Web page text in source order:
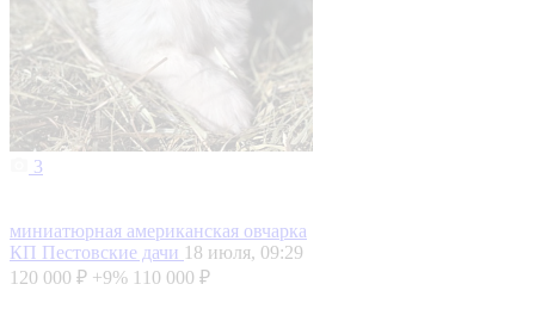
3
миниатюрная американская овчарка
КП Пестовские дачи 18 июля, 09:29
120 000 ₽ +9% 110 000 ₽